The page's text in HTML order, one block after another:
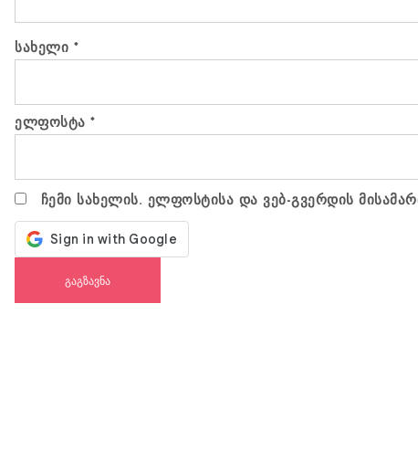
სახელი *
ელფოსტა *
ჩემი სახელის. ელფოსტისა და ვებ-გვერდის